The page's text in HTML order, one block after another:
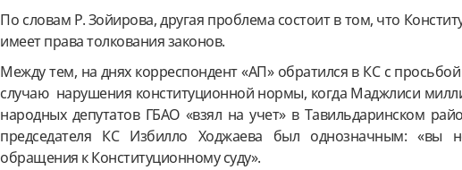
По словам Р. Зойирова, другая проблема состоит в том, что
имеет права толкования законов.
Между тем, на днях корреспондент «АП» обратился в КС с
случаю нарушения конституционной нормы, когда Маджлиси
народных депутатов ГБАО «взял на учет» в Тавильдаринском
председателя КС Избилло Ходжаева был однозначным: «вы
обращения к Конституционному суду».